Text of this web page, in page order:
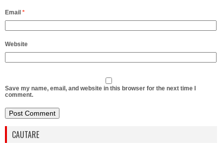
Email *
Website
Save my name, email, and website in this browser for the next time I
comment.
CAUTARE